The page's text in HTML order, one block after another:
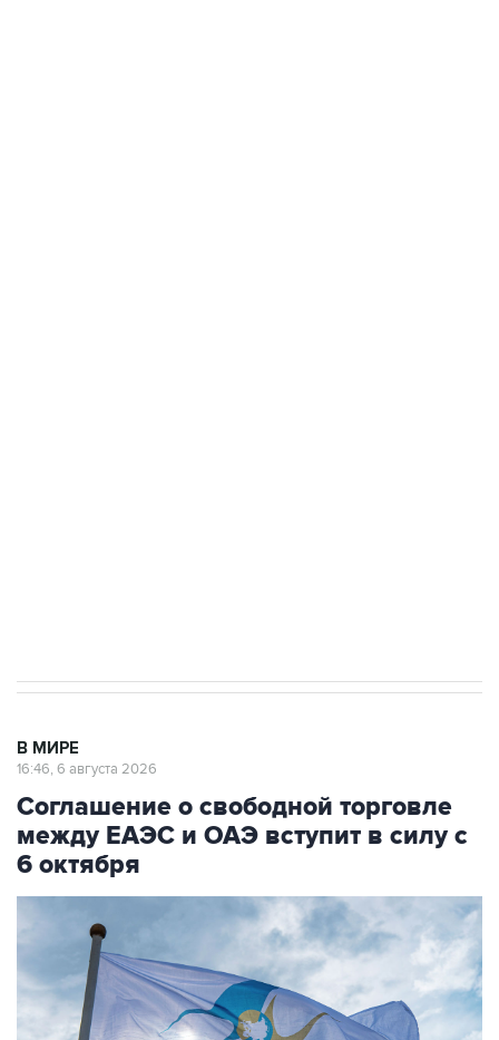
В МИРЕ
16:46, 6 августа 2026
Соглашение о свободной торговле
между ЕАЭС и ОАЭ вступит в силу с
6 октября